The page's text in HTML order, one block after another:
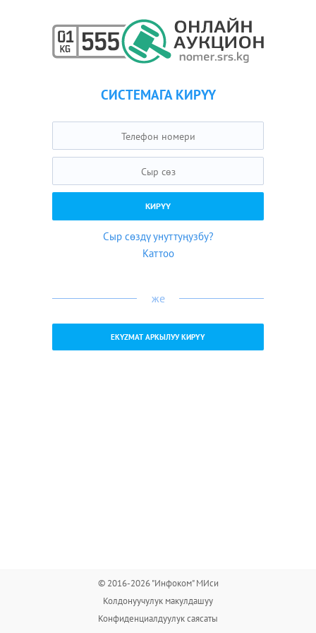
СИСТЕМАГА КИРҮҮ
Сыр сөздү унуттуңузбу?
Каттоо
же
EKYZMAT АРКЫЛУУ КИРҮҮ
© 2016-2026 "Инфоком" МИси
Колдонуучулук макулдашуу
Конфиденциалдуулук саясаты